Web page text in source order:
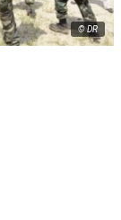
© DR